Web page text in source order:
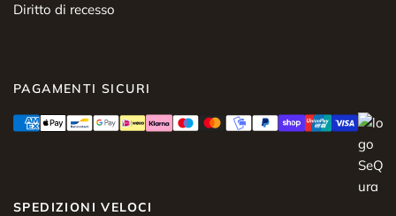
Diritto di recesso
PAGAMENTI SICURI
SPEDIZIONI VELOCI